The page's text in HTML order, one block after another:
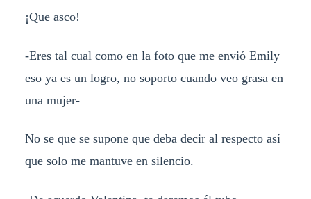
¡Que asco!
-Eres tal cual como en la foto que me envió Emily
eso ya es un logro, no soporto cuando veo grasa en
una mujer-
No se que se supone que deba decir al respecto así
que solo me mantuve en silencio.